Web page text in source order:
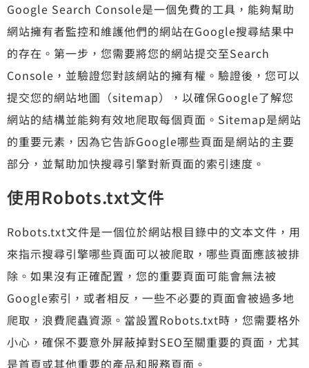
Google Search Console是一個免費的工具，能夠幫助
網站擁有者監控和維護他們的網站在Google搜尋結果中
的存在。第一步，您需要將您的網站提交至Search
Console，並驗證您對該網站的擁有權。驗證後，您可以
提交您的網站地圖（sitemap），以確保Google了解您
網站的結構並能夠有效地爬取每個頁面。Sitemap是網站
的重要元素，因為它告訴Google哪些頁面是網站的主要
部分，並幫助加快搜尋引擎對新頁面的索引速度。
使用Robots.txt文件
Robots.txt文件是一個位於網站根目錄中的文本文件，用
來指示搜尋引擎哪些頁面可以被爬取，哪些頁面應該被排
除。如果沒有正確配置，您的重要頁面可能會無法被
Google索引，或者相反，一些不必要的頁面會被過多地
爬取，浪費爬蟲資源。當設置Robots.txt時，您需要格外
小心，確保不要意外屏蔽掉對SEO至關重要的頁面，尤其
是首頁或其他重要的產品和服務頁面。